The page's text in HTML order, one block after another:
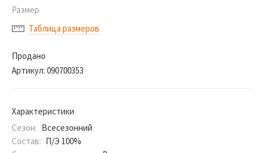
Размер
Таблица размеров
Продано
Артикул: 090700353
Характеристики
Сезон: Всесезонний
Состав: П/Э 100%